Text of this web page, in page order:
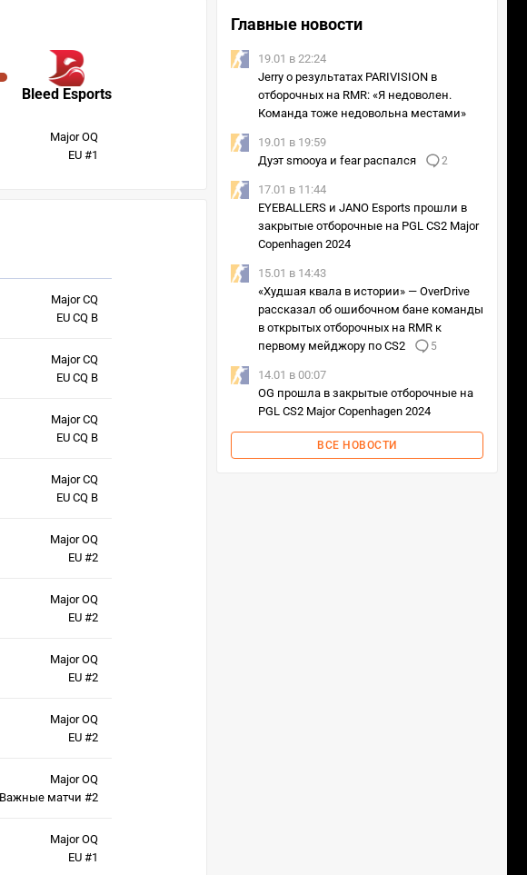
Bleed Esports
Major OQ
EU #1
Major CQ
EU CQ B
Major CQ
EU CQ B
Major CQ
EU CQ B
Major CQ
EU CQ B
Major OQ
EU #2
Major OQ
EU #2
Major OQ
EU #2
Major OQ
EU #2
Major OQ
Важные матчи #2
Major OQ
EU #1
Главные новости
19.01 в 22:24
Jerry о результатах PARIVISION в
отборочных на RMR: «Я недоволен.
Команда тоже недовольна местами»
19.01 в 19:59
Дуэт smooya и fear распался
2
17.01 в 11:44
EYEBALLERS и JANO Esports прошли в
закрытые отборочные на PGL CS2 Major
Copenhagen 2024
15.01 в 14:43
«Худшая квала в истории» — OverDrive
рассказал об ошибочном бане команды
в открытых отборочных на RMR к
первому мейджору по CS2
5
14.01 в 00:07
OG прошла в закрытые отборочные на
PGL CS2 Major Copenhagen 2024
ВСЕ НОВОСТИ